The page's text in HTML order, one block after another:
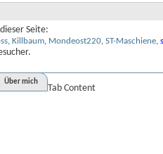
Seite:
, Killbaum, Mondeost220, ST-Maschiene,
Über mich
Tab Content